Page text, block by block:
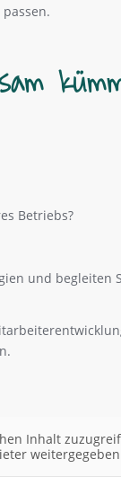
Betriebs?
und
Inhalt